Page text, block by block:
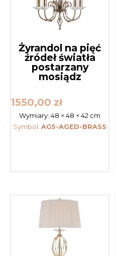
Żyrandol na pięć
źródeł światła
postarzany
mosiądz
1550,00 zł
Wymiary:48 × 48 × 42 cm
Symbol:AG5-AGED-BRASS